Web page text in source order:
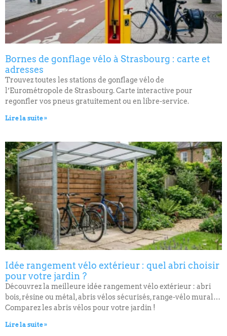
Bornes de gonflage vélo à Strasbourg : carte et
adresses
Trouvez toutes les stations de gonflage vélo de
l’Eurométropole de Strasbourg. Carte interactive pour
regonfler vos pneus gratuitement ou en libre-service.
Lire la suite »
Idée rangement vélo extérieur : quel abri choisir
pour votre jardin ?
Découvrez la meilleure idée rangement vélo extérieur : abri
bois, résine ou métal, abris vélos sécurisés, range-vélo mural…
Comparez les abris vélos pour votre jardin !
Lire la suite »